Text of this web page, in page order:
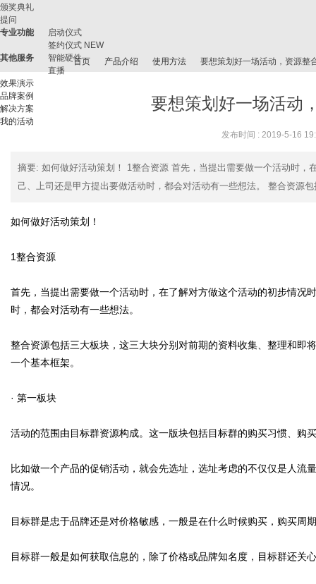
颁奖典礼
提问
专业功能
启动仪式
签约仪式 NEW
其他服务
智能硬件
直播
效果演示
品牌案例
解决方案
我的活动
媒
数
首页 产品介绍 使用方法 要想策划好一场活动，资源整
要想策划好一场活动
发布时间 : 2019-5-16
摘要: 如何做好活动策划！ 1整合资源 首先，当提出需要做一个活动时
己、上司还是甲方提出要做活动时，都会对活动有一些想法。 整合资源
如何做好活动策划！
1整合资源
首先，当提出需要做一个活动时，在了解对方做这个活动的初步情况
时，都会对活动有一些想法。
整合资源包括三大板块，这三大块分别对前期的资料收集、整理和即
一个基本框架。
· 第一板块
活动的范围由目标群资源构成。这一版块包括目标群的购买习惯、购
比如做一个产品的促销活动，就会先选址，选址考虑的不仅仅是人
情况。
目标群是忠于品牌还是对价格敏感，一般是在什么时候购买，购买周
目标群一般是如何获取信息的，除了价格或品牌知名度，目标群还